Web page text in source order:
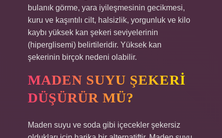
bulanık görme, yara iyileşmesinin gecikmesi,
kuru ve kaşıntılı cilt, halsizlik, yorgunluk ve kilo
kaybı yüksek kan şekeri seviyelerinin
(hiperglisemi) belirtileridir. Yüksek kan
şekerinin birçok nedeni olabilir.
MADEN SUYU ŞEKERI
DÜŞÜRÜR MÜ?
Maden suyu ve soda gibi içecekler şekersiz